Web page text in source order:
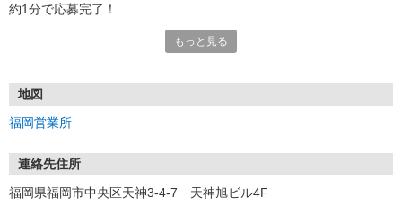
約1分で応募完了！
①応募から3営業日を目安に、メールorお電話でご連絡します。
★スマホでWEB面接（LINEなど）・出張面接・事務所面接と選べま
す
③面接実施（履歴書不要）
もっと見る
地図
福岡営業所
連絡先住所
福岡県福岡市中央区天神3-4-7 天神旭ビル4F